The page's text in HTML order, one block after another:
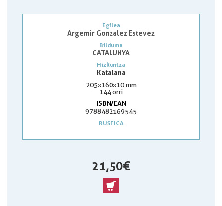
Egilea
Argemir Gonzalez Estevez
Bilduma
CATALUNYA
Hizkuntza
Katalana
205x160x10 mm
144 orri
ISBN/EAN
9788482169545
RUSTICA
21,50 €